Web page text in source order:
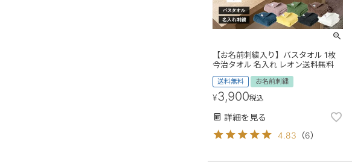
【お名前刺繍入り】バスタオル 1枚
今治タオル 名入れ レオン送料無料
送料無料 お名前刺繍
¥3,900税込
詳細を見る
4.83 （6）